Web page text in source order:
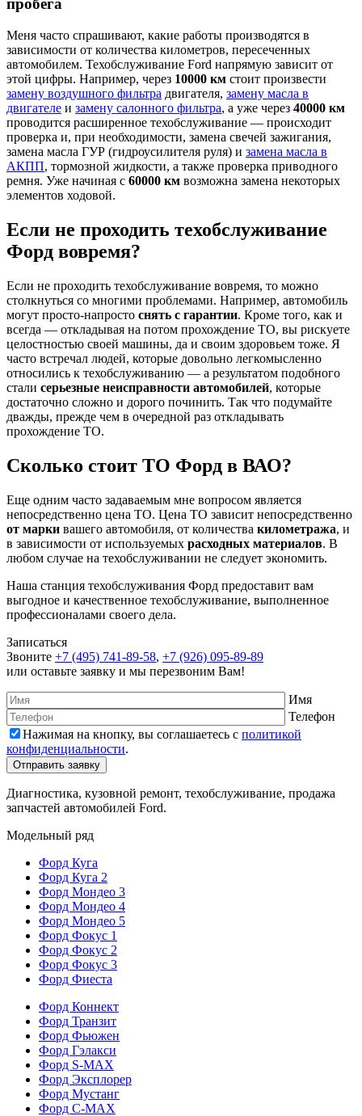
пробега
Меня часто спрашивают, какие работы производятся в
зависимости от количества километров, пересеченных
автомобилем. Техобслуживание Ford напрямую зависит от
этой цифры. Например, через 10000 км стоит произвести
замену воздушного фильтра двигателя, замену масла в
двигателе и замену салонного фильтра, а уже через 40000 км
проводится расширенное техобслуживание — происходит
проверка и, при необходимости, замена свечей зажигания,
замена масла ГУР (гидроусилителя руля) и замена масла в
АКПП, тормозной жидкости, а также проверка приводного
ремня. Уже начиная с 60000 км возможна замена некоторых
элементов ходовой.
Если не проходить техобслуживание
Форд вовремя?
Если не проходить техобслуживание вовремя, то можно
столкнуться со многими проблемами. Например, автомобиль
могут просто-напросто снять с гарантии. Кроме того, как и
всегда — откладывая на потом прохождение ТО, вы рискуете
целостностью своей машины, да и своим здоровьем тоже. Я
часто встречал людей, которые довольно легкомысленно
относились к техобслуживанию — а результатом подобного
стали серьезные неисправности автомобилей, которые
достаточно сложно и дорого починить. Так что подумайте
дважды, прежде чем в очередной раз откладывать
прохождение ТО.
Сколько стоит ТО Форд в ВАО?
Еще одним часто задаваемым мне вопросом является
непосредственно цена ТО. Цена ТО зависит непосредственно
от марки вашего автомобиля, от количества километража, и
в зависимости от используемых расходных материалов. В
любом случае на техобслуживании не следует экономить.
Наша станция техобслуживания Форд предоставит вам
выгодное и качественное техобслуживание, выполненное
профессионалами своего дела.
Записаться
Звоните +7 (495) 741-89-58, +7 (926) 095-89-89
или оставьте заявку и мы перезвоним Вам!
Имя
Телефон
Нажимая на кнопку, вы соглашаетесь с политикой
конфиденциальности.
Диагностика, кузовной ремонт, техобслуживание, продажа
запчастей автомобилей Ford.
Модельный ряд
Форд Куга
Форд Куга 2
Форд Мондео 3
Форд Мондео 4
Форд Мондео 5
Форд Фокус 1
Форд Фокус 2
Форд Фокус 3
Форд Фиеста
Форд Коннект
Форд Транзит
Форд Фьюжен
Форд Гэлакси
Форд S-MAX
Форд Эксплорер
Форд Мустанг
Форд C-MAX